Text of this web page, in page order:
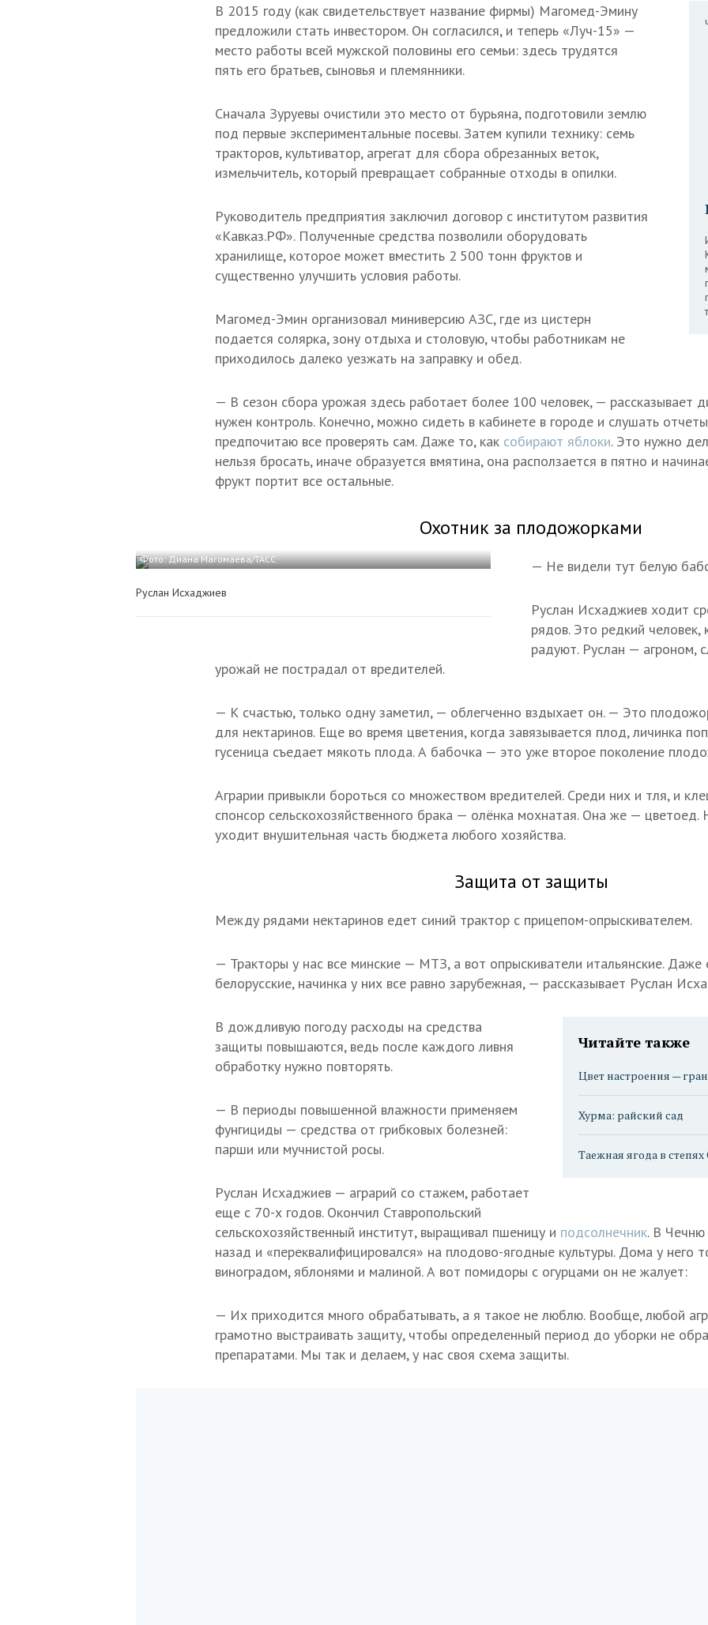
В 2015 году (как свидетельствует название фирмы) Магомед-Эмину
предложили стать инвестором. Он согласился, и теперь «Луч-15» —
место работы всей мужской половины его семьи: здесь трудятся
пять его братьев, сыновья и племянники.
Сначала Зуруевы очистили это место от бурьяна, подготовили землю
под первые экспериментальные посевы. Затем купили технику: семь
тракторов, культиватор, агрегат для сбора обрезанных веток,
измельчитель, который превращает собранные отходы в опилки.
Руководитель предприятия заключил договор с институтом развития
«Кавказ.РФ». Полученные средства позволили оборудовать
хранилище, которое может вместить 2 500 тонн фруктов и
существенно улучшить условия работы.
Магомед-Эмин организовал миниверсию АЗС, где из цистерн
подается солярка, зону отдыха и столовую, чтобы работникам не
приходилось далеко уезжать на заправку и обед.
— В сезон сбора урожая здесь работает более 100 человек, — рассказывает
нужен контроль. Конечно, можно сидеть в кабинете в городе и слушать
предпочитаю все проверять сам. Даже то, как собирают яблоки. Это нужно
нельзя бросать, иначе образуется вмятина, она расползается в пятно и
фрукт портит все остальные.
Охотник за плодожорками
Фото: Диана Магомаева/ТАСС
Руслан Исхаджиев
— Не видели тут белую
Руслан Исхаджиев ходит
рядов. Это редкий человек,
радуют. Руслан — агроном,
урожай не пострадал от вредителей.
— К счастью, только одну заметил, — облегченно вздыхает он. — Это
для нектаринов. Еще во время цветения, когда завязывается плод, личинка
гусеница съедает мякоть плода. А бабочка — это уже второе поколение
Аграрии привыкли бороться со множеством вредителей. Среди них и тля, и
спонсор сельскохозяйственного брака — олёнка мохнатая. Она же — цветоед.
уходит внушительная часть бюджета любого хозяйства.
Защита от защиты
Между рядами нектаринов едет синий трактор с прицепом-опрыскивателем.
— Тракторы у нас все минские — МТЗ, а вот опрыскиватели итальянские. Даже
белорусские, начинка у них все равно зарубежная, — рассказывает Руслан
Читайте также
Цвет настроения —
Хурма: райский сад
Таежная ягода в
В дождливую погоду расходы на средства
защиты повышаются, ведь после каждого ливня
обработку нужно повторять.
— В периоды повышенной влажности применяем
фунгициды — средства от грибковых болезней:
парши или мучнистой росы.
Руслан Исхаджиев — аграрий со стажем, работает
еще с 70-х годов. Окончил Ставропольский
сельскохозяйственный институт, выращивал пшеницу и подсолнечник. В Чечню
назад и «переквалифицировался» на плодово-ягодные культуры. Дома у него
виноградом, яблонями и малиной. А вот помидоры с огурцами он не жалует:
— Их приходится много обрабатывать, а я такое не люблю. Вообще, любой
грамотно выстраивать защиту, чтобы определенный период до уборки не
препаратами. Мы так и делаем, у нас своя схема защиты.